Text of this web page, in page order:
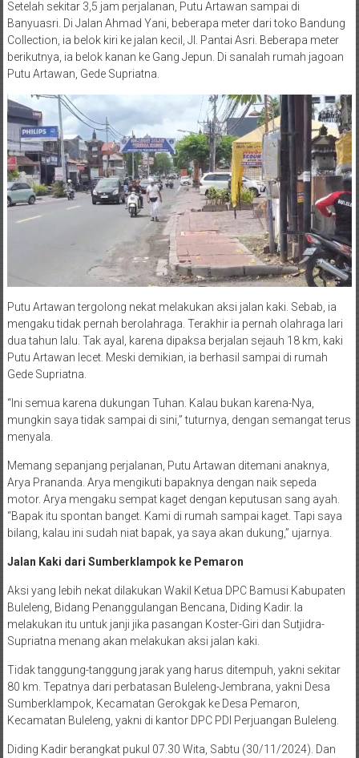
Setelah sekitar 3,5 jam perjalanan, Putu Artawan sampai di
Banyuasri. Di Jalan Ahmad Yani, beberapa meter dari toko Bandung
Collection, ia belok kiri ke jalan kecil, Jl. Pantai Asri. Beberapa meter
berikutnya, ia belok kanan ke Gang Jepun. Di sanalah rumah jagoan
Putu Artawan, Gede Supriatna.
Putu Artawan tergolong nekat melakukan aksi jalan kaki. Sebab, ia
mengaku tidak pernah berolahraga. Terakhir ia pernah olahraga lari
dua tahun lalu. Tak ayal, karena dipaksa berjalan sejauh 18 km, kaki
Putu Artawan lecet. Meski demikian, ia berhasil sampai di rumah
Gede Supriatna.
“Ini semua karena dukungan Tuhan. Kalau bukan karena-Nya,
mungkin saya tidak sampai di sini,” tuturnya, dengan semangat terus
menyala.
Memang sepanjang perjalanan, Putu Artawan ditemani anaknya,
Arya Prananda. Arya mengikuti bapaknya dengan naik sepeda
motor. Arya mengaku sempat kaget dengan keputusan sang ayah.
“Bapak itu spontan banget. Kami di rumah sampai kaget. Tapi saya
bilang, kalau ini sudah niat bapak, ya saya akan dukung,” ujarnya.
Jalan Kaki dari Sumberklampok ke Pemaron
Aksi yang lebih nekat dilakukan Wakil Ketua DPC Bamusi Kabupaten
Buleleng, Bidang Penanggulangan Bencana, Diding Kadir. Ia
melakukan itu untuk janji jika pasangan Koster-Giri dan Sutjidra-
Supriatna menang akan melakukan aksi jalan kaki.
Tidak tanggung-tanggung jarak yang harus ditempuh, yakni sekitar
80 km. Tepatnya dari perbatasan Buleleng-Jembrana, yakni Desa
Sumberklampok, Kecamatan Gerokgak ke Desa Pemaron,
Kecamatan Buleleng, yakni di kantor DPC PDI Perjuangan Buleleng.
Diding Kadir berangkat pukul 07.30 Wita, Sabtu (30/11/2024). Dan